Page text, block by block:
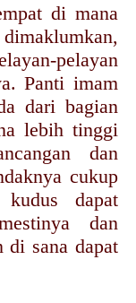
di mana
pelayan
Panti imam
dari bagian
lebih tinggi
dan
cukup
kudus dapat
dan
di sana dapat